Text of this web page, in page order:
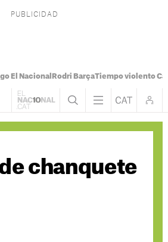
El Nacional Rodri BarçaTiempo violento
chanquete